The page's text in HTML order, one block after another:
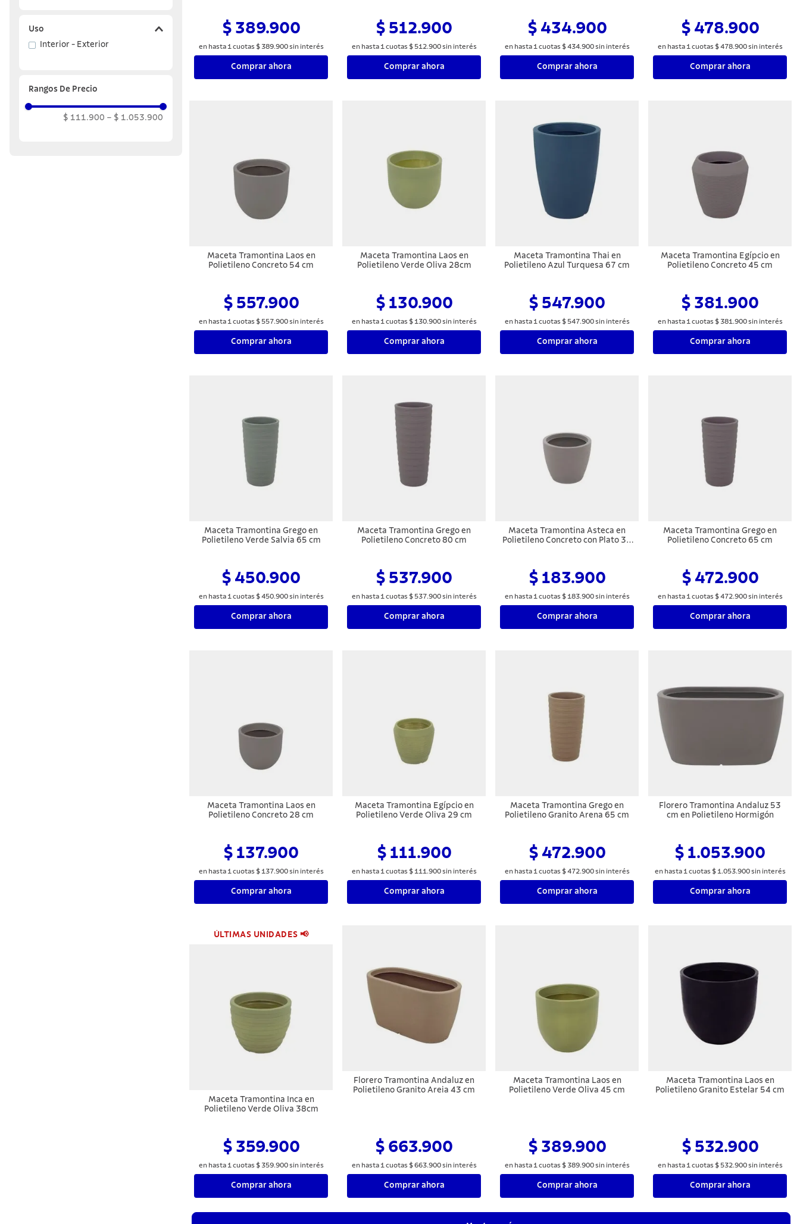
Uso
Interior - Exterior
Rangos De Precio
$ 111.900 – $ 1.053.900
$ 389.900
en hasta 1 cuotas $ 389.900sin interés
Comprar ahora
$ 512.900
en hasta 1 cuotas $ 512.900sin interés
Comprar ahora
$ 434.900
en hasta 1 cuotas $ 434.900sin interés
Comprar ahora
$ 478.900
en hasta 1 cuotas $ 478.900sin interés
Comprar ahora
Maceta Tramontina Laos en
Polietileno Concreto 54 cm
$ 557.900
en hasta 1 cuotas $ 557.900sin interés
Comprar ahora
Maceta Tramontina Laos en
Polietileno Verde Oliva 28cm
$ 130.900
en hasta 1 cuotas $ 130.900sin interés
Comprar ahora
Maceta Tramontina Thai en
Polietileno Azul Turquesa 67 cm
$ 547.900
en hasta 1 cuotas $ 547.900sin interés
Comprar ahora
Maceta Tramontina Egípcio en
Polietileno Concreto 45 cm
$ 381.900
en hasta 1 cuotas $ 381 .900sin interés
Comprar ahora
Maceta Tramontina Grego en
Polietileno Verde Salvia 65 cm
$ 450.900
en hasta 1 cuotas $ 450.900sin interés
Comprar ahora
Maceta Tramontina Grego en
Polietileno Concreto 80 cm
$ 537.900
en hasta 1 cuotas $ 537.900sin interés
Comprar ahora
Maceta Tramontina Asteca en
Polietileno Concreto con Plato 32
$ 183.900
en hasta 1 cuotas $ 183.900sin interés
Comprar ahora
Maceta Tramontina Grego en
Polietileno Concreto 65 cm
$ 472.900
en hasta 1 cuotas $ 472.900sin interés
Comprar ahora
Maceta Tramontina Laos en
Polietileno Concreto 28 cm
$ 137.900
en hasta 1 cuotas $ 137.900sin interés
Comprar ahora
Maceta Tramontina Egípcio en
Polietileno Verde Oliva 29 cm
$ 111.900
en hasta 1 cuotas $ 111 .900sin interés
Comprar ahora
Maceta Tramontina Grego en
Polietileno Granito Arena 65 cm
$ 472.900
en hasta 1 cuotas $ 472.900sin interés
Comprar ahora
Florero Tramontina Andaluz 53
cm en Polietileno Hormigón
$ 1.053.900
en hasta 1 cuotas $ 1 .053.900sin interés
Comprar ahora
ÚLTIMAS UNIDADES 📢
Maceta Tramontina Inca en
Polietileno Verde Oliva 38cm
$ 359.900
en hasta 1 cuotas $ 359.900sin interés
Comprar ahora
Florero Tramontina Andaluz en
Polietileno Granito Areia 43 cm
$ 663.900
en hasta 1 cuotas $ 663.900sin interés
Comprar ahora
Maceta Tramontina Laos en
Polietileno Verde Oliva 45 cm
$ 389.900
en hasta 1 cuotas $ 389.900sin interés
Comprar ahora
Maceta Tramontina Laos en
Polietileno Granito Estelar 54 cm
$ 532.900
en hasta 1 cuotas $ 532.900sin interés
Comprar ahora